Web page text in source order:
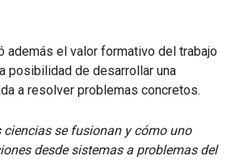
además el valor formativo del trabajo
posibilidad de desarrollar una
a resolver problemas concretos.
ciencias se fusionan y cómo uno
desde sistemas a problemas del